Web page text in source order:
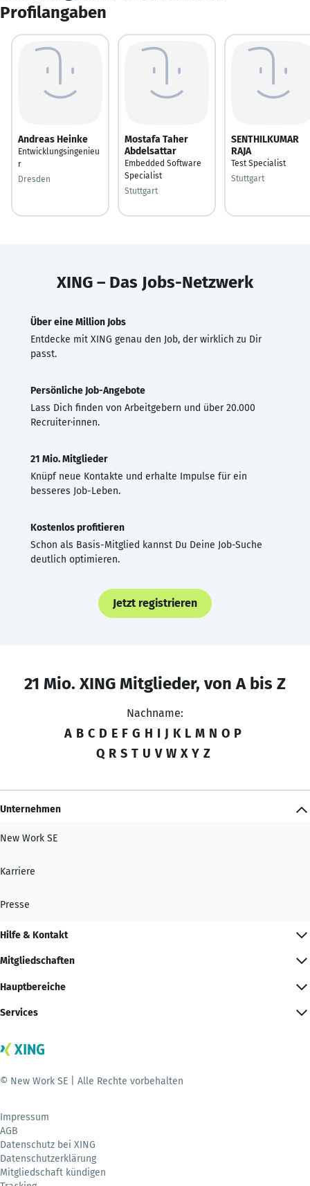
Profilangaben
Andreas Heinke
Entwicklungsingenieu
r
Dresden
Mostafa Taher
Abdelsattar
Embedded Software
Specialist
Stuttgart
SENTHILKUMAR
RAJA
Test Specialist
Stuttgart
XING – Das Jobs-Netzwerk
Über eine Million Jobs
Entdecke mit XING genau den Job, der wirklich zu Dir
passt.
Persönliche Job-Angebote
Lass Dich finden von Arbeitgebern und über 20.000
Recruiter·innen.
21 Mio. Mitglieder
Knüpf neue Kontakte und erhalte Impulse für ein
besseres Job-Leben.
Kostenlos profitieren
Schon als Basis-Mitglied kannst Du Deine Job-Suche
deutlich optimieren.
Jetzt registrieren
21 Mio. XING Mitglieder, von A bis Z
Nachname:
A B C D E F G H I J K L M N O P
Q R S T U V W X Y Z
Unternehmen
New Work SE
Karriere
Presse
Hilfe & Kontakt
Mitgliedschaften
Hauptbereiche
Services
© New Work SE | Alle Rechte vorbehalten
Impressum
AGB
Datenschutz bei XING
Datenschutzerklärung
Mitgliedschaft kündigen